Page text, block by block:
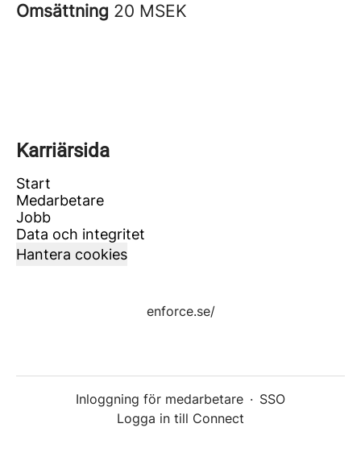
Omsättning 20 MSEK
Karriärsida
Start
Medarbetare
Jobb
Data och integritet
Hantera cookies
enforce.se/
Inloggning för medarbetare · SSO
Logga in till Connect